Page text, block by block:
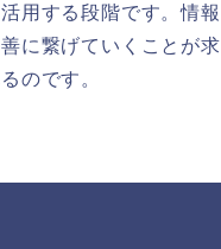
用する段階です。情報
に繋げていくことが求
のです。